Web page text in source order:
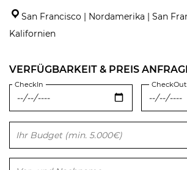
San Francisco | Nordamerika | San
Kalifornien
VERFÜGBARKEIT & PREIS
CheckIn CheckOut
Bitte lasse dieses Feld leer.